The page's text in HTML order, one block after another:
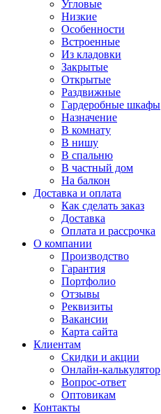
Угловые
Низкие
Особенности
Встроенные
Из кладовки
Закрытые
Открытые
Раздвижные
Гардеробные шкафы
Назначение
В комнату
В нишу
В спальню
В частный дом
На балкон
Доставка и оплата
Как сделать заказ
Доставка
Оплата и рассрочка
О компании
Производство
Гарантия
Портфолио
Отзывы
Реквизиты
Вакансии
Карта сайта
Клиентам
Скидки и акции
Онлайн-калькулятор
Вопрос-ответ
Оптовикам
Контакты